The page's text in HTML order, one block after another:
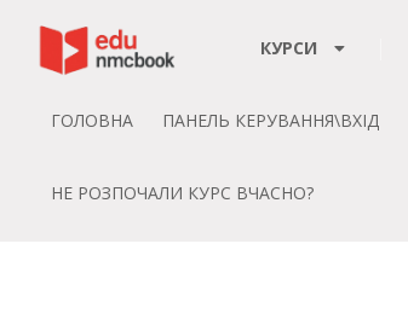
КУРСИ
ГОЛОВНА ПАНЕЛЬ КЕРУВАННЯ\ВХІД
НЕ РОЗПОЧАЛИ КУРС ВЧАСНО?